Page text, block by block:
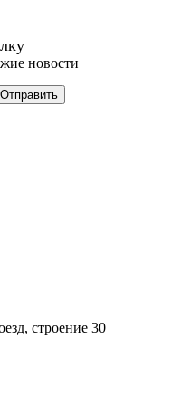
новости
Отправить
строение 30